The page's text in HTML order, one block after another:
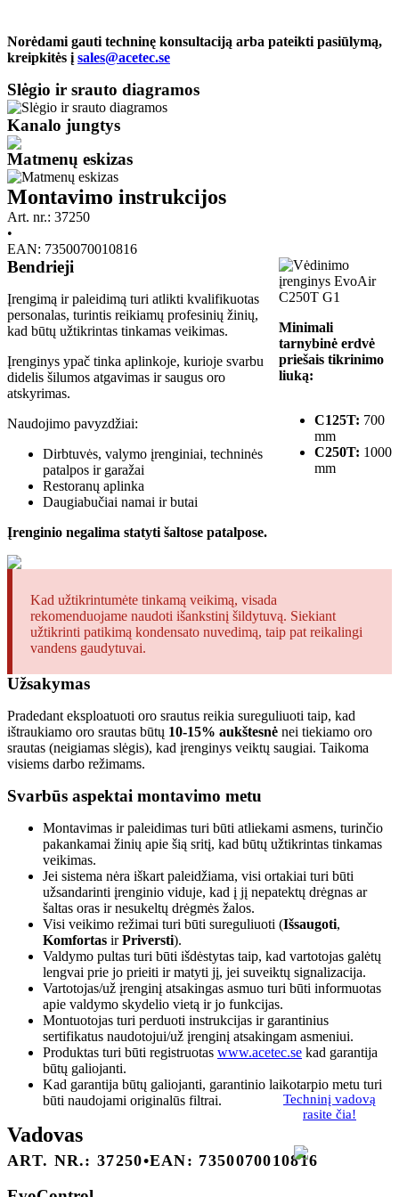
Norėdami gauti techninę konsultaciją arba pateikti pasiūlymą,
kreipkitės į sales@acetec.se
Slėgio ir srauto diagramos
Kanalo jungtys
Matmenų eskizas
Montavimo instrukcijos
Art. nr.: 37250
•
EAN: 7350070010816
Bendrieji
Įrengimą ir paleidimą turi atlikti kvalifikuotas
personalas, turintis reikiamų profesinių žinių,
kad būtų užtikrintas tinkamas veikimas.
Įrenginys ypač tinka aplinkoje, kurioje svarbu
didelis šilumos atgavimas ir saugus oro
atskyrimas.
Naudojimo pavyzdžiai:
Dirbtuvės, valymo įrenginiai, techninės
patalpos ir garažai
Restoranų aplinka
Daugiabučiai namai ir butai
Įrenginio negalima statyti šaltose patalpose.
Minimali
tarnybinė erdvė
priešais tikrinimo
liuką:
C125T: 700
mm
C250T: 1000
mm
Kad užtikrintumėte tinkamą veikimą, visada
rekomenduojame naudoti išankstinį šildytuvą. Siekiant
užtikrinti patikimą kondensato nuvedimą, taip pat reikalingi
vandens gaudytuvai.
Užsakymas
Pradedant eksploatuoti oro srautus reikia sureguliuoti taip, kad
ištraukiamo oro srautas būtų 10-15% aukštesnė nei tiekiamo oro
srautas (neigiamas slėgis), kad įrenginys veiktų saugiai. Taikoma
visiems darbo režimams.
Svarbūs aspektai montavimo metu
Montavimas ir paleidimas turi būti atliekami asmens, turinčio
pakankamai žinių apie šią sritį, kad būtų užtikrintas tinkamas
veikimas.
Jei sistema nėra iškart paleidžiama, visi ortakiai turi būti
užsandarinti įrenginio viduje, kad į jį nepatektų drėgnas ar
šaltas oras ir nesukeltų drėgmės žalos.
Visi veikimo režimai turi būti sureguliuoti (Išsaugoti,
Komfortas irPriversti).
Valdymo pultas turi būti išdėstytas taip, kad vartotojas galėtų
lengvai prie jo prieiti ir matyti jį, jei suveiktų signalizacija.
Vartotojas/už įrenginį atsakingas asmuo turi būti informuotas
apie valdymo skydelio vietą ir jo funkcijas.
Montuotojas turi perduoti instrukcijas ir garantinius
sertifikatus naudotojui/už įrenginį atsakingam asmeniui.
Produktas turi būti registruotas www.acetec.se kad garantija
būtų galiojanti.
Kad garantija būtų galiojanti, garantinio laikotarpio metu turi
būti naudojami originalūs filtrai.
Vadovas
ART. NR.: 37250•EAN: 7350070010816
Techninį vadovą
rasite čia!